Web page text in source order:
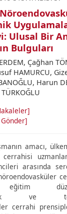
Ulusal Bir
Bulguları
Çağhan
HAMURCU,
Harun
amacı,
arasında
eğitim
ve
cerrahi